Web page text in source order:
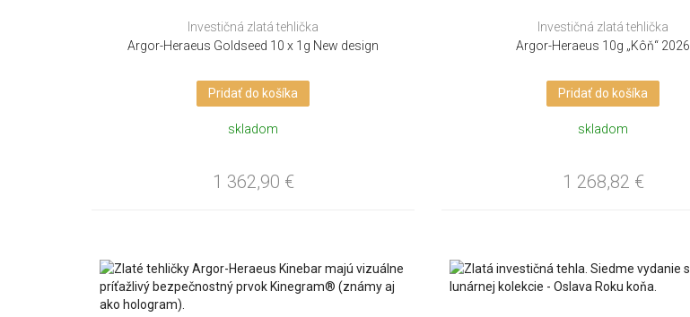
Investičná zlatá tehlička
Argor-Heraeus Goldseed 10 x 1g New design
Pridať do košíka
skladom
1 362,90 €
Investičná zlatá tehlička
Argor-Heraeus 10g „Kôň“ 2026
Pridať do košíka
skladom
1 268,82 €